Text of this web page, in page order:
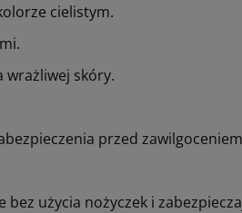
cielistym.
wrażliwej skóry.
przed
użycia nożyczek i